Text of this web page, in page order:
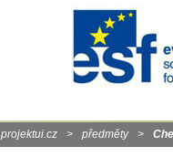
projektui.cz > předměty >